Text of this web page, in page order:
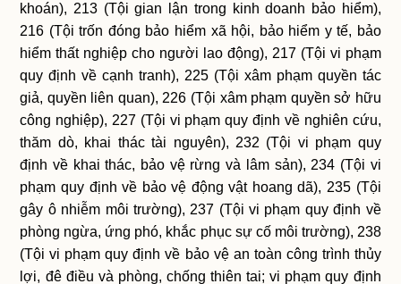
khoán), 213 (Tội gian lận trong kinh doanh bảo hiểm),
216 (Tội trốn đóng bảo hiểm xã hội, bảo hiểm y tế, bảo
hiểm thất nghiệp cho người lao động), 217 (Tội vi phạm
quy định về cạnh tranh), 225 (Tội xâm phạm quyền tác
giả, quyền liên quan), 226 (Tội xâm phạm quyền sở hữu
công nghiệp), 227 (Tội vi phạm quy định về nghiên cứu,
thăm dò, khai thác tài nguyên), 232 (Tội vi phạm quy
định về khai thác, bảo vệ rừng và lâm sản), 234 (Tội vi
phạm quy định về bảo vệ động vật hoang dã), 235 (Tội
gây ô nhiễm môi trường), 237 (Tội vi phạm quy định về
phòng ngừa, ứng phó, khắc phục sự cố môi trường), 238
(Tội vi phạm quy định về bảo vệ an toàn công trình thủy
lợi, đê điều và phòng, chống thiên tai; vi phạm quy định